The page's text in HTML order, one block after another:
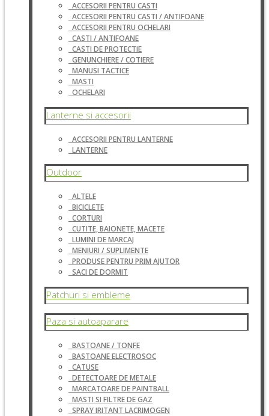
ACCESORII PENTRU CASTI
ACCESORII PENTRU CASTI / ANTIFOANE
ACCESORII PENTRU OCHELARI
CASTI / ANTIFOANE
CASTI DE PROTECTIE
GENUNCHIERE / COTIERE
MANUSI TACTICE
MASTI
OCHELARI
Lanterne si accesorii
ACCESORII PENTRU LANTERNE
LANTERNE
Outdoor
ALTELE
BICICLETE
CORTURI
CUTITE, BAIONETE, MACETE
LUMINI DE MARCAJ
MENIURI / SUPLIMENTE
PRODUSE PENTRU PRIM AJUTOR
SACI DE DORMIT
Patchuri si embleme
Paza si autoaparare
BASTOANE / TONFE
BASTOANE ELECTROSOC
CATUSE
DETECTOARE DE METALE
MARCATOARE DE PAINTBALL
MASTI SI FILTRE DE GAZ
SPRAY IRITANT LACRIMOGEN